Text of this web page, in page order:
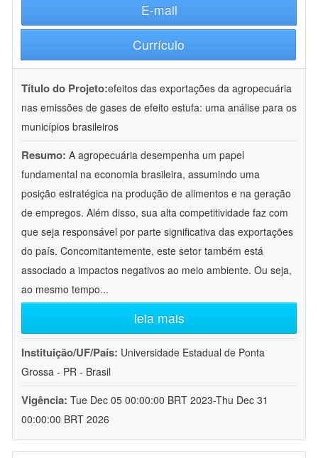
E-mail
Currículo
Título do Projeto:efeitos das exportações da agropecuária
nas emissões de gases de efeito estufa: uma análise para os
municípios brasileiros
Resumo: A agropecuária desempenha um papel
fundamental na economia brasileira, assumindo uma
posição estratégica na produção de alimentos e na geração
de empregos. Além disso, sua alta competitividade faz com
que seja responsável por parte significativa das exportações
do país. Concomitantemente, este setor também está
associado a impactos negativos ao meio ambiente. Ou seja,
ao mesmo tempo...
leia mais
Instituição/UF/País: Universidade Estadual de Ponta
Grossa - PR - Brasil
Vigência: Tue Dec 05 00:00:00 BRT 2023-Thu Dec 31
00:00:00 BRT 2026